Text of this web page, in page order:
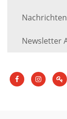
Nachrichten
Newsletter